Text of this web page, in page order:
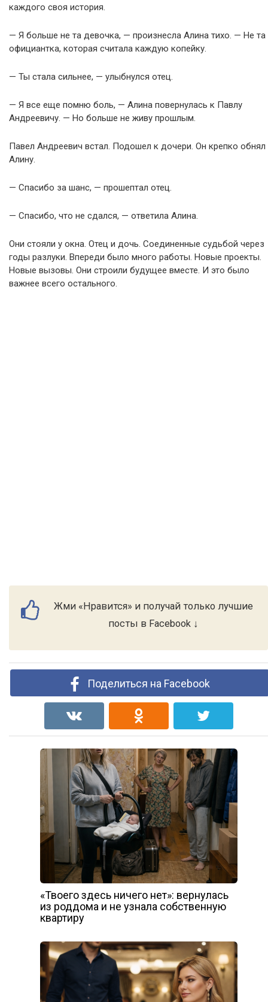
каждого своя история.
— Я больше не та девочка, — произнесла Алина тихо. — Не та
официантка, которая считала каждую копейку.
— Ты стала сильнее, — улыбнулся отец.
— Я все еще помню боль, — Алина повернулась к Павлу
Андреевичу. — Но больше не живу прошлым.
Павел Андреевич встал. Подошел к дочери. Он крепко обнял
Алину.
— Спасибо за шанс, — прошептал отец.
— Спасибо, что не сдался, — ответила Алина.
Они стояли у окна. Отец и дочь. Соединенные судьбой через
годы разлуки. Впереди было много работы. Новые проекты.
Новые вызовы. Они строили будущее вместе. И это было
важнее всего остального.
Жми «Нравится» и получай только лучшие
посты в Facebook ↓
Поделиться на Facebook
«Твоего здесь ничего нет»: вернулась
из роддома и не узнала собственную
квартиру